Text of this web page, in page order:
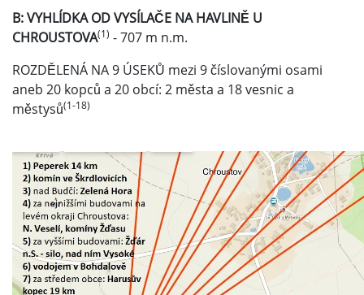
B: VYHLÍDKA OD VYSÍLAČE NA HAVLINĚ U
CHROUSTOVA(1) - 707 m n.m.
ROZDĚLENÁ NA 9 ÚSEKŮ mezi 9 číslovanými osami
aneb 20 kopců a 20 obcí: 2 města a 18 vesnic a
městysů(1-18)